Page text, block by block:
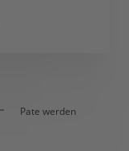
Pate werden